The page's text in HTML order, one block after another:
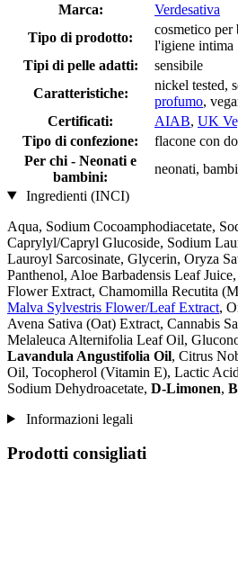
Marca:
Verdesativa
Tipo di prodotto:
cosmetico
l'igiene intima
Tipi di pelle adatti:
sensibile
Caratteristiche:
nickel tested,
profumo,
Certificati:
AIAB, UK
Tipo di confezione:
flacone con
Per chi - Neonati e
bambini:
neonati,
Ingredienti (INCI)
Aqua, Sodium Cocoamphodiacetate,
Caprylyl/Capryl Glucoside, Sodium
Lauroyl Sarcosinate, Glycerin, Oryza
Panthenol, Aloe Barbadensis Leaf
Flower Extract, Chamomilla Recutita
Malva Sylvestris Flower/Leaf Extract,
Avena Sativa (Oat) Extract, Cannabis
Melaleuca Alternifolia Leaf Oil,
Lavandula Angustifolia Oil, Citrus
Oil, Tocopherol (Vitamin E), Lactic
Sodium Dehydroacetate, D-Limonen,
Informazioni legali
Prodotti consigliati